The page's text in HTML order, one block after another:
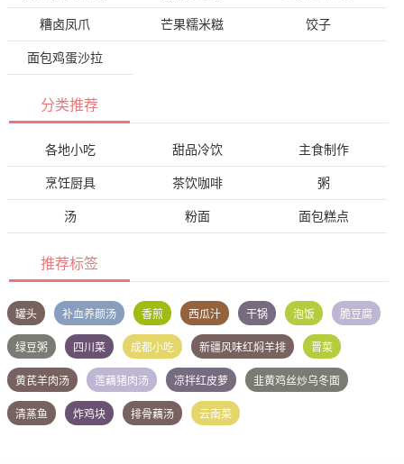
糟卤凤爪 芒果糯米糍 饺子
面包鸡蛋沙拉
分类推荐
各地小吃 甜品冷饮 主食制作
烹饪厨具 茶饮咖啡 粥
汤 粉面 面包糕点
推荐标签
罐头 补血养颜汤 香煎 西瓜汁 干锅 泡饭 脆豆腐
绿豆粥 四川菜 成都小吃 新疆风味红焖羊排 晋菜
黄芪羊肉汤 莲藕猪肉汤 凉拌红皮萝 韭黄鸡丝炒乌冬面
清蒸鱼 炸鸡块 排骨藕汤 云南菜